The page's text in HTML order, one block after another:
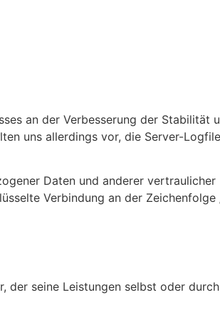
an der Verbesserung der Stabilität
uns allerdings vor, die Server-
Daten und anderer vertraulicher
Verbindung an der
der seine Leistungen selbst oder